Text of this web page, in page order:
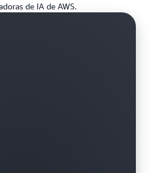
de IA de AWS.